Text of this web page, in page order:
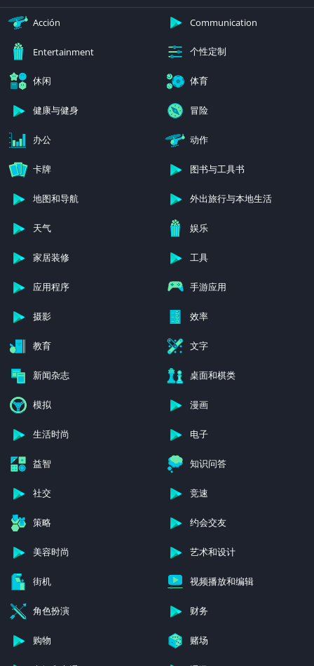
类别
Communication
Entertainment 个性定制
休闲 体育
健康与健身 冒险
办公 动作
卡牌 图书与工具书
地图和导航 外出旅行与本地生活
天气 娱乐
家居装修 工具
应用程序 手游应用
摄影 效率
教育 文字
新闻杂志 桌面和棋类
模拟 漫画
生活时尚 电子
益智 知识问答
社交 竞速
策略 约会交友
美容时尚 艺术和设计
街机 视频播放和编辑
角色扮演 财务
购物 赌场